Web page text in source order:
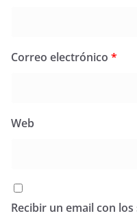
Correo electrónico *
Web
Recibir un email con